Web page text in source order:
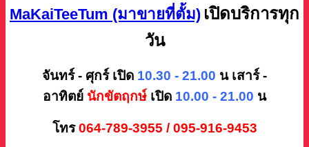
MaKaiTeeTum (มาขายที่ตั้ม) เปิดบริการทุก
วัน
จันทร์ - ศุกร์ เปิด 10.30 - 21.00 น เสาร์ -
อาทิตย์ นักขัตฤกษ์ เปิด 10.00 - 21.00 น
โทร064-789-3955 / 095-916-9453